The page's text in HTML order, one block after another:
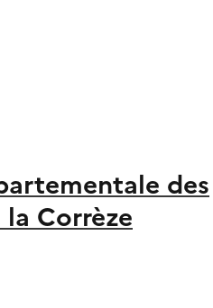
des
Corrèze